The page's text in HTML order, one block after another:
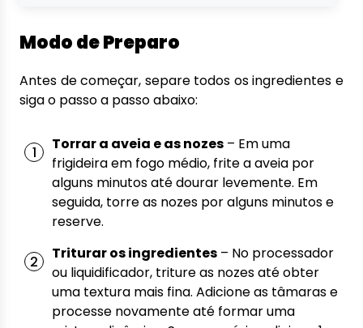
Modo de Preparo
Antes de começar, separe todos os ingredientes e
siga o passo a passo abaixo:
Torrar a aveia e as nozes – Em uma
frigideira em fogo médio, frite a aveia por
alguns minutos até dourar levemente. Em
seguida, torre as nozes por alguns minutos e
reserve.
Triturar os ingredientes – No processador
ou liquidificador, triture as nozes até obter
uma textura mais fina. Adicione as tâmaras e
processe novamente até formar uma